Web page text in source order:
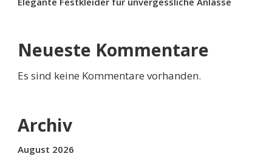
Neueste Kommentare
Es sind keine Kommentare vorhanden.
Archiv
August 2026